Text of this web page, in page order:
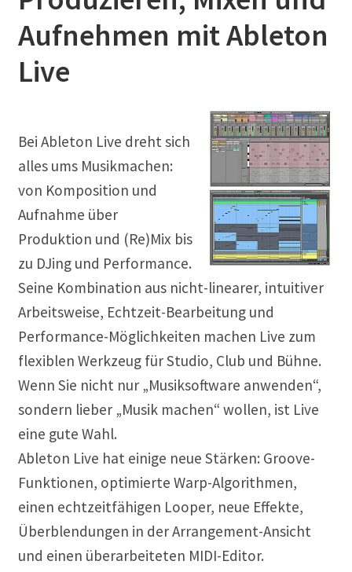
Notation Notensatz
Plug In
Sequenzer
Sound Samples
Zubehör
Aufnehmen mit Ableton
Live
Bei Ableton Live dreht sich
alles ums Musikmachen:
von Komposition und
Aufnahme über
Produktion und (Re)Mix bis
zu DJing und Performance.
Seine Kombination aus nicht-linearer, intuitiver
Arbeitsweise, Echtzeit-Bearbeitung und
Performance-Möglichkeiten machen Live zum
flexiblen Werkzeug für Studio, Club und Bühne.
Wenn Sie nicht nur „Musiksoftware anwenden“,
sondern lieber „Musik machen“ wollen, ist Live
eine gute Wahl.
Ableton Live hat einige neue Stärken: Groove-
Funktionen, optimierte Warp-Algorithmen,
einen echtzeitfähigen Looper, neue Effekte,
Überblendungen in der Arrangement-Ansicht
und einen überarbeiteten MIDI-Editor.